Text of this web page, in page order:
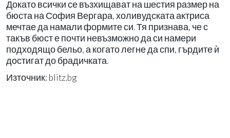
Докато всички се възхищават на шестия размер на
бюста на София Вергара, холивудската актриса
мечтае да намали формите си. Тя признава, че с
такъв бюст е почти невъзможно да си намери
подходящо бельо, а когато легне да спи, гърдите ѝ
достигат до брадичката.
Източник: blitz.bg